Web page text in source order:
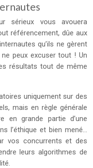
sérieux vous avouera
référencement, dûe aux
qu’ils ne gèrent
peux excuser tout ! Un
résultats tout de même
uniquement sur des
mais en règle générale
en grande partie d’une
l’éthique et bien mené…
vos concurrents et des
leurs algorithmes de